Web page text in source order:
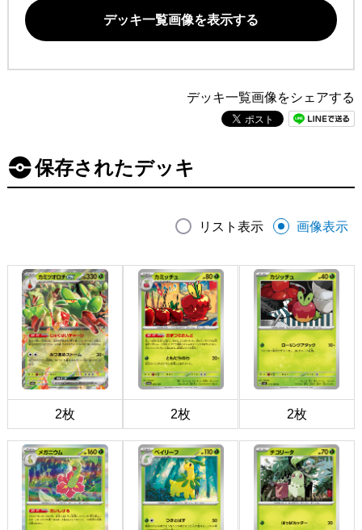
デッキ一覧画像を表示する
デッキ一覧画像をシェアする
保存されたデッキ
リスト表示 画像表示
2枚 2枚 2枚